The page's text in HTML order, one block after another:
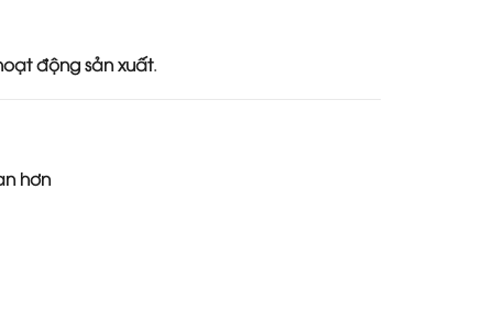
động sản xuất.
hơn